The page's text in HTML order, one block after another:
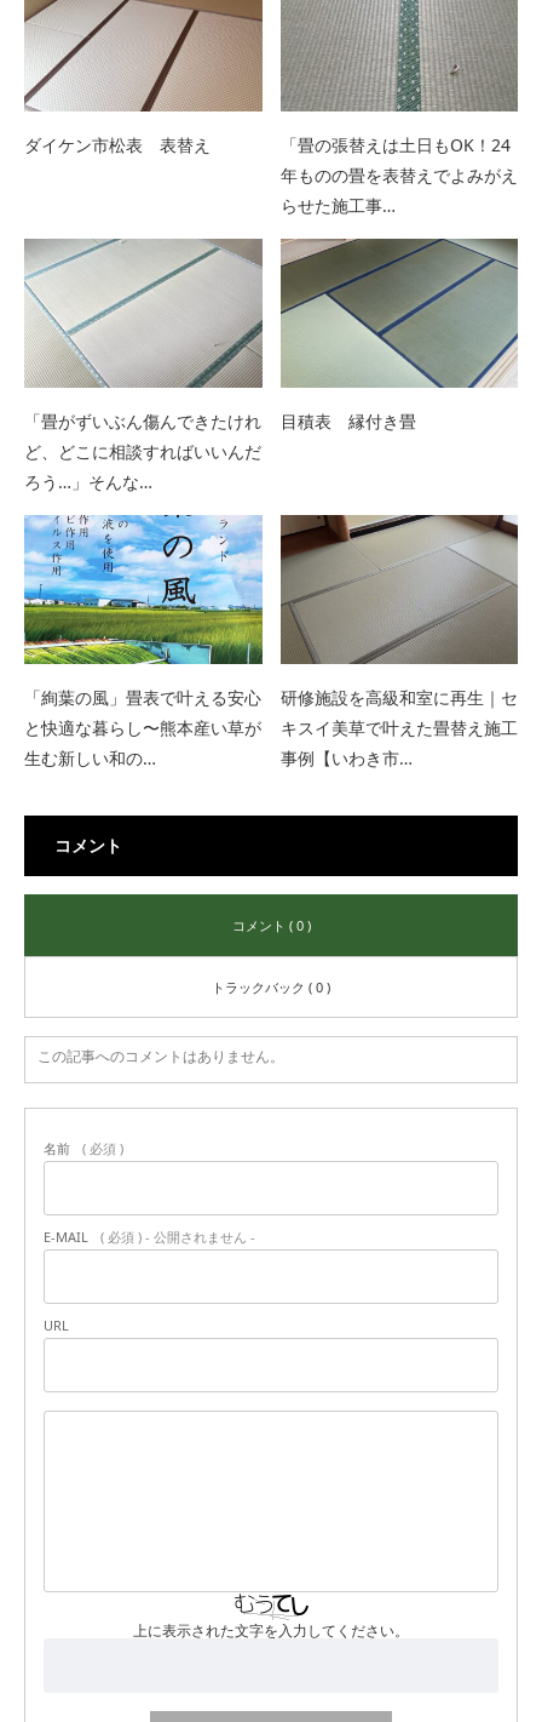
ダイケン市松表 表替え
「畳の張替えは土日もOK！24
年ものの畳を表替えでよみがえ
らせた施工事…
「畳がずいぶん傷んできたけれ
ど、どこに相談すればいいんだ
ろう…」そんな…
目積表 縁付き畳
「絢葉の風」畳表で叶える安心
と快適な暮らし〜熊本産い草が
生む新しい和の…
研修施設を高級和室に再生｜セ
キスイ美草で叶えた畳替え施工
事例【いわき市…
コメント
コメント ( 0 )
トラックバック ( 0 )
この記事へのコメントはありません。
名前 ( 必須 )
E-MAIL ( 必須 ) - 公開されません -
URL
上に表示された文字を入力してください。